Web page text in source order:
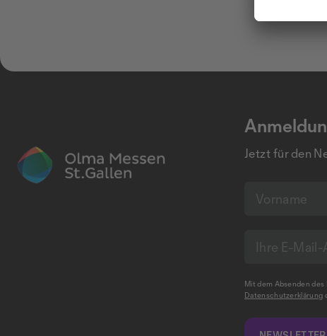
Jetzt für den
Mit dem Absenden
Datenschutzerklärung